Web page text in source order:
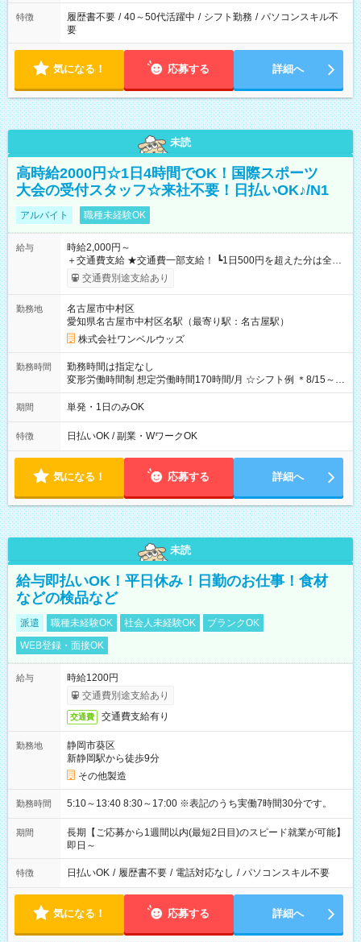
特徴 履歴書不要 / 40～50代活躍中 / シフト勤務 / パソコンスキル不
要
気になる！ 応募する 詳細へ
未読
高時給2000円☆1日4時間でOK！国際スポーツ
大会の受付スタッフ☆来社不要！日払いOK♪/N1
アルバイト 職種未経験OK
給与
時給2,000円～
＋交通費支給 ★交通費一部支給！ ┗1日500円を超えた分は全額
支給！ ※往復500円以内の方は自己負担となります ★日払い
OK！（規定あり） ┗働いたその日に現金GET♪ お仕事後はコン
期間なし
交通費別途支給あり
勤務地
名古屋市中村区
愛知県名古屋市中村区名駅（最寄り駅：名古屋駅）
株式会社ワンベルウッズ
勤務時間
勤務時間は指定なし
変形労働時間制 想定労働時間170時間/月 ☆シフト例 ＊8/15～
10/26 全日共通 08：00～12：00 17：00～21：00 ＊8/31
～9/19のみ下記シフトもあります！ 12：00～16：00 ＊9/6～
00
期間 単発・1日のみOK
特徴 日払いOK / 副業・WワークOK
気になる！ 応募する 詳細へ
未読
給与即払いOK！平日休み！日勤のお仕事！食材
などの検品など
派遣 職種未経験OK 社会人未経験OK
ブランクOK
WEB登録・面接OK
給与
時給1200円
交通費別途支給あり
交通費 交通費支給有り
勤務地
静岡市葵区
新静岡駅から徒歩9分
その他製造
勤務時間 5:10～13:40 8:30～17:00 ※表記のうち実働7時間30分です。
期間
長期【ご応募から1週間以内(最短2日目)のスピード就業が可能】
即日～
特徴 日払いOK / 履歴書不要 / 電話対応なし / パソコンスキル不要
気になる！ 応募する 詳細へ